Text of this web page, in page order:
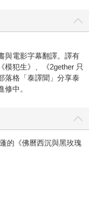
與電影字幕翻譯。譯有
模犯生》、《2gether 只
落格「泰譯聞」分享泰
中。
的《佛曆西沉與黑玫瑰